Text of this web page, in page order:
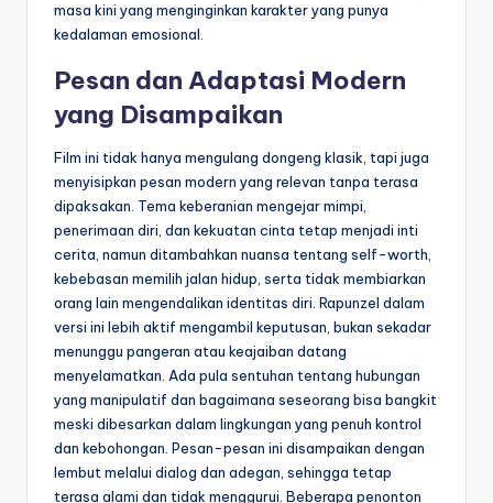
masa kini yang menginginkan karakter yang punya
kedalaman emosional.
Pesan dan Adaptasi Modern
yang Disampaikan
Film ini tidak hanya mengulang dongeng klasik, tapi juga
menyisipkan pesan modern yang relevan tanpa terasa
dipaksakan. Tema keberanian mengejar mimpi,
penerimaan diri, dan kekuatan cinta tetap menjadi inti
cerita, namun ditambahkan nuansa tentang self-worth,
kebebasan memilih jalan hidup, serta tidak membiarkan
orang lain mengendalikan identitas diri. Rapunzel dalam
versi ini lebih aktif mengambil keputusan, bukan sekadar
menunggu pangeran atau keajaiban datang
menyelamatkan. Ada pula sentuhan tentang hubungan
yang manipulatif dan bagaimana seseorang bisa bangkit
meski dibesarkan dalam lingkungan yang penuh kontrol
dan kebohongan. Pesan-pesan ini disampaikan dengan
lembut melalui dialog dan adegan, sehingga tetap
terasa alami dan tidak menggurui. Beberapa penonton